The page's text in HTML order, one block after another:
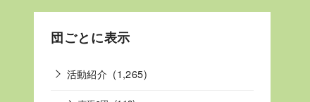
団ごとに表示
活動紹介 (1,265)